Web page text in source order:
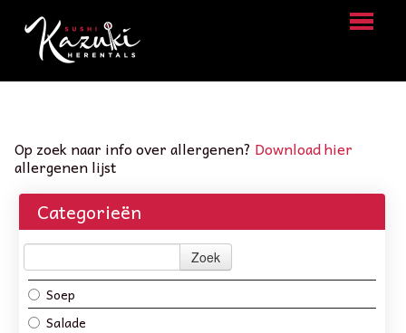
BESTELLEN
MENU
LOGIN
Op zoek naar info over allergenen? Download hier
allergenen lijst
Categorieën
Zoek
Soep
Salade